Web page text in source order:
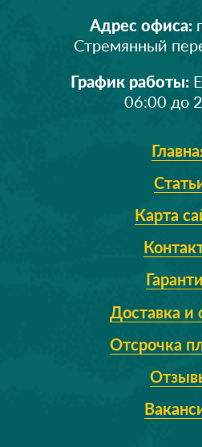
Карта
Доставка и
Отсрочка
Адрес офиса:
Стремянный
График работы:
06:00 до